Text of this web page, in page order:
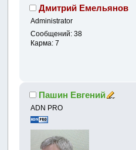
Дмитрий Емельянов
Administrator
Сообщений: 38
Карма: 7
Пашин Евгений
ADN PRO